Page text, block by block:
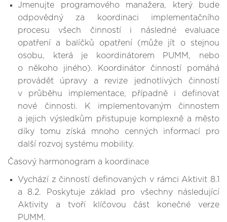
Jmenujte programového manažera, který bude
odpovědný za koordinaci implementačního
procesu všech činností i následné evaluace
opatření a balíčků opatření (může jít o stejnou
osobu, která je koordinátorem PUMM, nebo
o někoho jiného). Koordinátor činností pomáhá
provádět úpravy a revize jednotlivých činností
v průběhu implementace, případně i definovat
nové činnosti. K implementovaným činnostem
a jejich výsledkům přistupuje komplexně a město
díky tomu získá mnoho cenných informací pro
další rozvoj systému mobility.
Časový harmonogram a koordinace
Vychází z činností definovaných v rámci Aktivit 8.1
a 8.2. Poskytuje základ pro všechny následující
Aktivity a tvoří klíčovou část konečné verze
PUMM.